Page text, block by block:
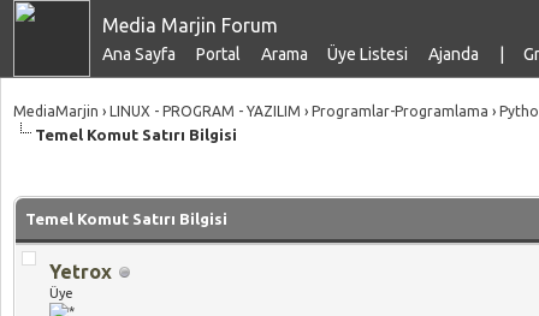
Media Marjin Forum
Ana Sayfa Portal Arama Üye Listesi Ajanda
MediaMarjin › LINUX - PROGRAM - YAZILIM › Programlar-Programlama ›
Temel Komut Satırı Bilgisi
Temel Komut Satırı Bilgisi
Yetrox
Üye